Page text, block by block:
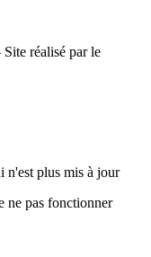
Site réalisé par le
n'est plus mis à jour
ne pas fonctionner